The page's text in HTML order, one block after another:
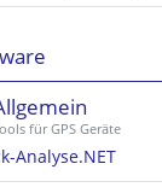
für GPS Geräte
Analyse.NET